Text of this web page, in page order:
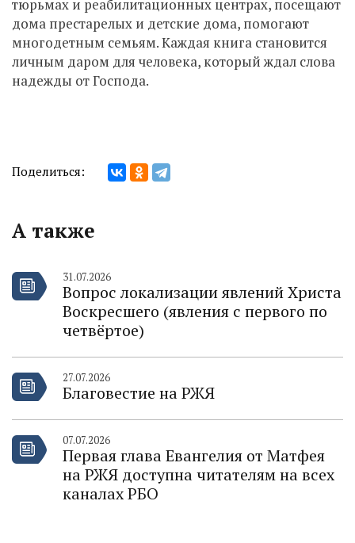
тюрьмах и реабилитационных центрах, посещают
дома престарелых и детские дома, помогают
многодетным семьям. Каждая книга становится
личным даром для человека, который ждал слова
надежды от Господа.
Поделиться:
А также
31.07.2026
Вопрос локализации явлений Христа
Воскресшего (явления с первого по
четвёртое)
27.07.2026
Благовестие на РЖЯ
07.07.2026
Первая глава Евангелия от Матфея
на РЖЯ доступна читателям на всех
каналах РБО